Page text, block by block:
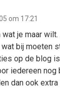
om 17:21
wat je maar
bij moeten
op de blog
iedereen nog
dan ook